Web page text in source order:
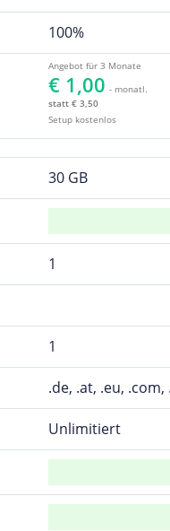
100%
Angebot für 3 Monate
€ 1,00 - monatl.
statt € 3,50
Setup kostenlos
30 GB
1
1
.de, .at, .eu,
Unlimitiert